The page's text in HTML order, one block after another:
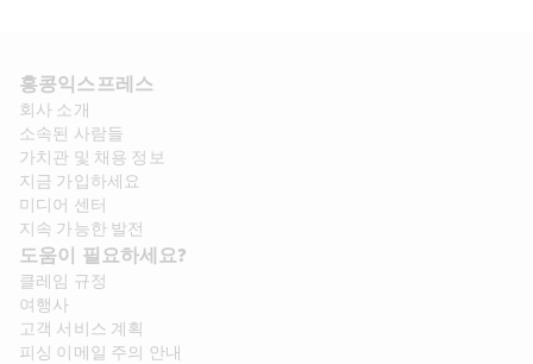
홍콩익스프레스​
회사 소개​
소속된 사람들
가치관 및 채용 정보​
지금 가입하세요
미디어 센터
지속 가능한 발전
도움이 필요하세요?
클레임 규정
여행사
고객 서비스 계획
피싱 이메일 주의 안내